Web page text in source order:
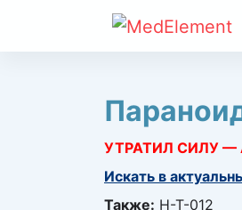
УТРАТИЛ СИЛУ —
Искать в
Также: H-T-012